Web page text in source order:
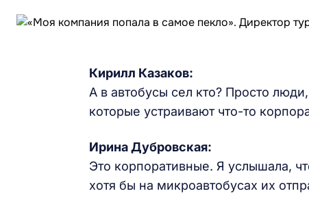
Кирилл Казаков:
А в автобусы сел кто? Просто
которые устраивают что-то
Ирина Дубровская:
Это корпоративные. Я услышала,
хотя бы на микроавтобусах их